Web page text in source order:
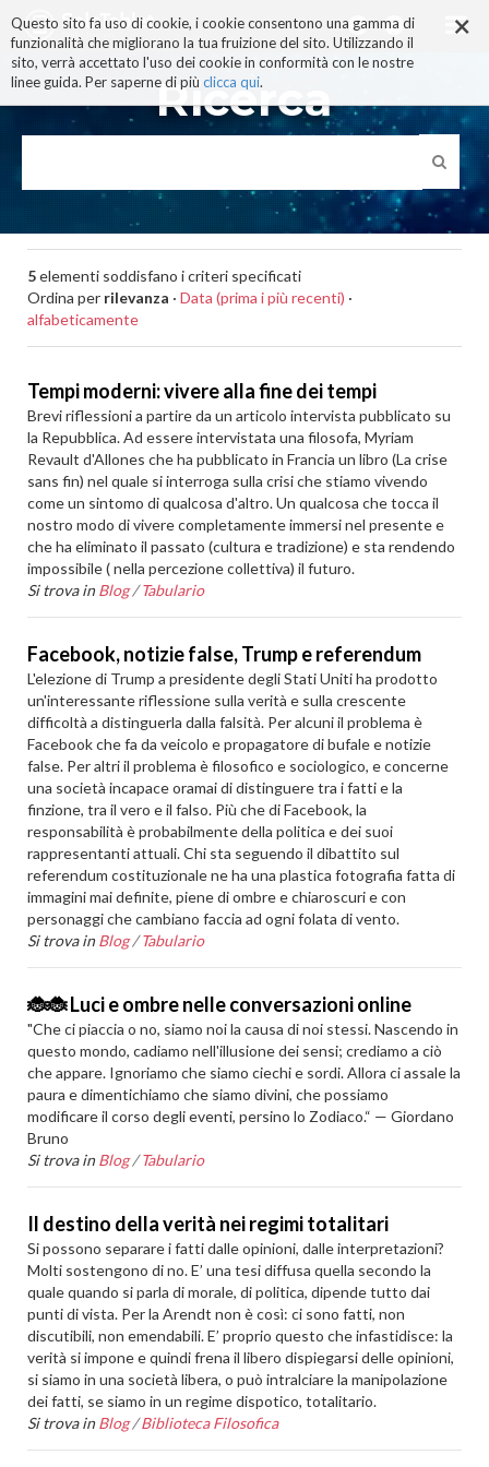
×
Questo sito fa uso di cookie, i cookie consentono una gamma di
funzionalità che migliorano la tua fruizione del sito. Utilizzando il
sito, verrà accettato l'uso dei cookie in conformità con le nostre
linee guida. Per saperne di più clicca qui.
ai
contenuti.
|
alla
navigazione
Ricerca
5elementi soddisfano i criteri specificati
Ordina per rilevanza · Data (prima i più recenti) ·
alfabeticamente
Tempi moderni: vivere alla fine dei tempi
Brevi riflessioni a partire da un articolo intervista pubblicato su
la Repubblica. Ad essere intervistata una filosofa, Myriam
Revault d'Allones che ha pubblicato in Francia un libro (La crise
sans fin) nel quale si interroga sulla crisi che stiamo vivendo
come un sintomo di qualcosa d'altro. Un qualcosa che tocca il
nostro modo di vivere completamente immersi nel presente e
che ha eliminato il passato (cultura e tradizione) e sta rendendo
impossibile ( nella percezione collettiva) il futuro.
Si trova in Blog /Tabulario
Facebook, notizie false, Trump e referendum
L'elezione di Trump a presidente degli Stati Uniti ha prodotto
un'interessante riflessione sulla verità e sulla crescente
difficoltà a distinguerla dalla falsità. Per alcuni il problema è
Facebook che fa da veicolo e propagatore di bufale e notizie
false. Per altri il problema è filosofico e sociologico, e concerne
una società incapace oramai di distinguere tra i fatti e la
finzione, tra il vero e il falso. Più che di Facebook, la
responsabilità è probabilmente della politica e dei suoi
rappresentanti attuali. Chi sta seguendo il dibattito sul
referendum costituzionale ne ha una plastica fotografia fatta di
immagini mai definite, piene di ombre e chiaroscuri e con
personaggi che cambiano faccia ad ogni folata di vento.
Si trova in Blog /Tabulario
🐞🐞 Luci e ombre nelle conversazioni online
"Che ci piaccia o no, siamo noi la causa di noi stessi. Nascendo in
questo mondo, cadiamo nell'illusione dei sensi; crediamo a ciò
che appare. Ignoriamo che siamo ciechi e sordi. Allora ci assale la
paura e dimentichiamo che siamo divini, che possiamo
modificare il corso degli eventi, persino lo Zodiaco.“ — Giordano
Bruno
Si trova in Blog /Tabulario
Il destino della verità nei regimi totalitari
Si possono separare i fatti dalle opinioni, dalle interpretazioni?
Molti sostengono di no. E’ una tesi diffusa quella secondo la
quale quando si parla di morale, di politica, dipende tutto dai
punti di vista. Per la Arendt non è così: ci sono fatti, non
discutibili, non emendabili. E’ proprio questo che infastidisce: la
verità si impone e quindi frena il libero dispiegarsi delle opinioni,
si siamo in una società libera, o può intralciare la manipolazione
dei fatti, se siamo in un regime dispotico, totalitario.
Si trova in Blog /Biblioteca Filosofica